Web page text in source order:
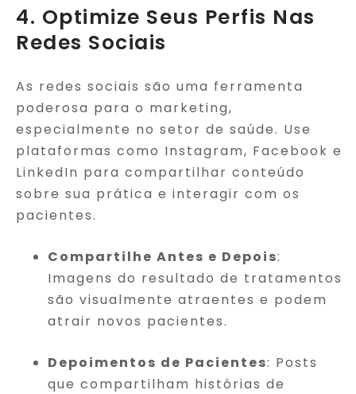
4. Optimize Seus Perfis Nas
Redes Sociais
As redes sociais são uma ferramenta
poderosa para o marketing,
especialmente no setor de saúde. Use
plataformas como Instagram, Facebook e
LinkedIn para compartilhar conteúdo
sobre sua prática e interagir com os
pacientes.
Compartilhe Antes e Depois:
Imagens do resultado de tratamentos
são visualmente atraentes e podem
atrair novos pacientes.
Depoimentos de Pacientes: Posts
que compartilham histórias de